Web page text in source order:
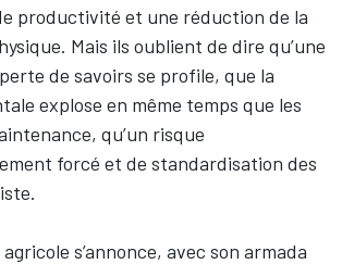
productivité et une réduction de la
Mais ils oublient de dire qu’une
de savoirs se profile, que la
explose en même temps que les
qu’un risque
forcé et de standardisation des
s’annonce, avec son armada